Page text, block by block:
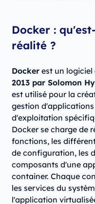
Docker :
réalité ?
Docker est un logiciel
2013 par Solomon
est utilisé pour la
gestion
d'exploitation
Docker se charge de
fonctions, les
de configuration, les
composants d'une
container. Chaque
les services du
l'application